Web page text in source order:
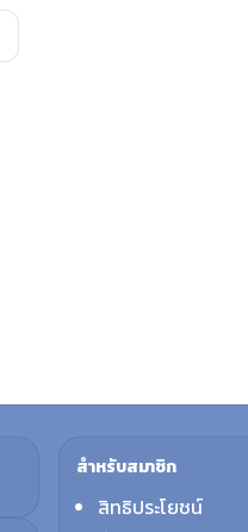
สำหรับสมาชิก
สิทธิประโยชน์